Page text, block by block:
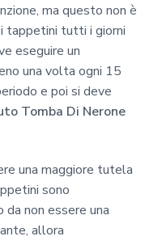
ma questo non è
tappetini tutti i giorni
eseguire un
una volta ogni 15
e poi si deve
Tomba Di Nerone
una maggiore tutela
sono
da non essere una
allora